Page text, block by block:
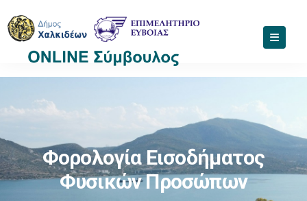
Φορολογία Εισοδήματος
Φυσικών Προσώπων